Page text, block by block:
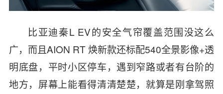
比亚迪秦L EV的安全气帘覆盖范围没这么
广，而且AION RT 焕新款还标配540全景影像+透
明底盘，平时小区停车，遇到窄路或者有台阶的
地方，屏幕上能看得清清楚楚，就算是刚拿驾照